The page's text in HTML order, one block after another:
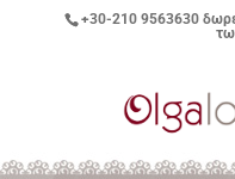
+30-210 9563630